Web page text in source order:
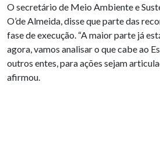
O secretário de Meio Ambiente e
O’de Almeida, disse que parte das
fase de execução. “A maior parte já
agora, vamos analisar o que cabe ao
outros entes, para ações sejam
afirmou.